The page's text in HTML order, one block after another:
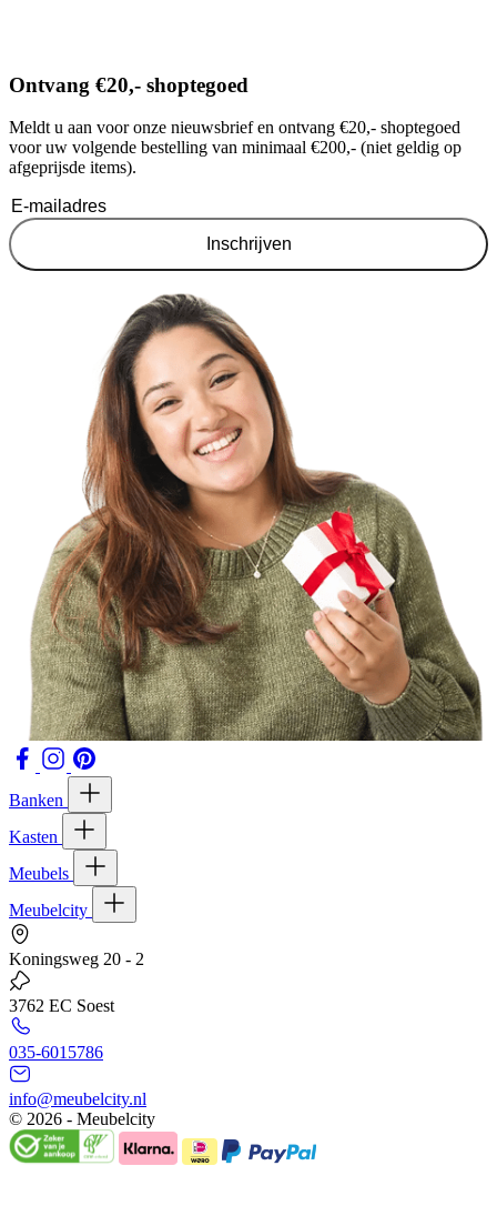
Ontvang €20,- shoptegoed
Meldt u aan voor onze nieuwsbrief en ontvang €20,- shoptegoed
voor uw volgende bestelling van minimaal €200,- (niet geldig op
afgeprijsde items).
Inschrijven
Banken
Kasten
Meubels
Meubelcity
Koningsweg 20 - 2
3762 EC Soest
035-6015786
info@meubelcity.nl
© 2026 - Meubelcity